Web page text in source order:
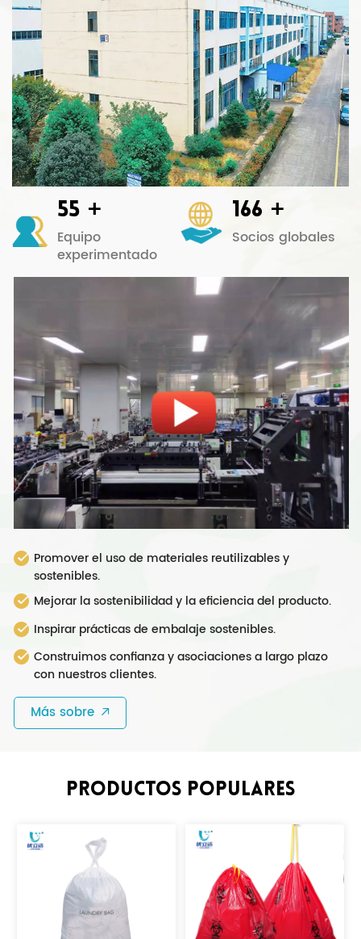
55 +
Equipo
experimentado
166 +
Socios globales
Promover el uso de materiales reutilizables y
sostenibles.
Mejorar la sostenibilidad y la eficiencia del producto.
Inspirar prácticas de embalaje sostenibles.
Construimos confianza y asociaciones a largo plazo
con nuestros clientes.
Más sobre
PRODUCTOS POPULARES